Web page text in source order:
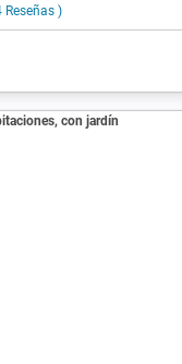
Reseñas )